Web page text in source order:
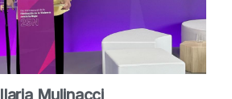
Ilaria Mulinacci